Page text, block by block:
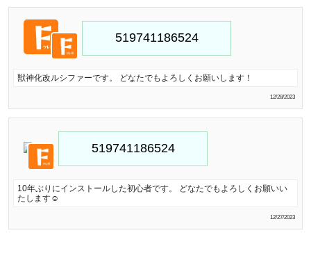
獣神化改ルシファーです。 どなたでもよろしくお願いします！
12/28/2023
10年ぶりにインストールした初心者です。 どなたでもよろしくお願いい
たします☺️
12/27/2023